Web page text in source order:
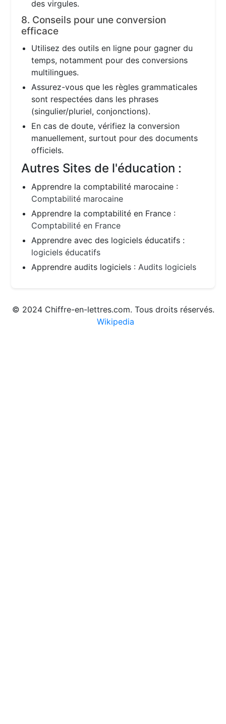
des virgules.
8. Conseils pour une conversion
efficace
Utilisez des outils en ligne pour gagner du
temps, notamment pour des conversions
multilingues.
Assurez-vous que les règles grammaticales
sont respectées dans les phrases
(singulier/pluriel, conjonctions).
En cas de doute, vérifiez la conversion
manuellement, surtout pour des documents
officiels.
Autres Sites de l'éducation :
Apprendre la comptabilité marocaine :
Comptabilité marocaine
Apprendre la comptabilité en France :
Comptabilité en France
Apprendre avec des logiciels éducatifs :
logiciels éducatifs
Apprendre audits logiciels :Audits logiciels
© 2024 Chiffre-en-lettres.com. Tous droits réservés.
Wikipedia